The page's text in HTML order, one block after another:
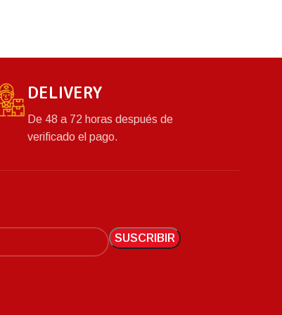
calidad,
DELIVERY
De 48 a 72 horas después de
verificado el pago.